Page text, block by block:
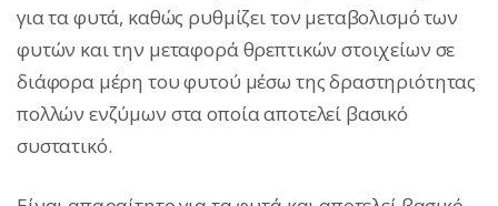
για τα φυτά, καθώς ρυθμίζει τον μεταβολισμό των
φυτών και την μεταφορά θρεπτικών στοιχείων σε
διάφορα μέρη του φυτού μέσω της δραστηριότητας
πολλών ενζύμων στα οποία αποτελεί βασικό
συστατικό.